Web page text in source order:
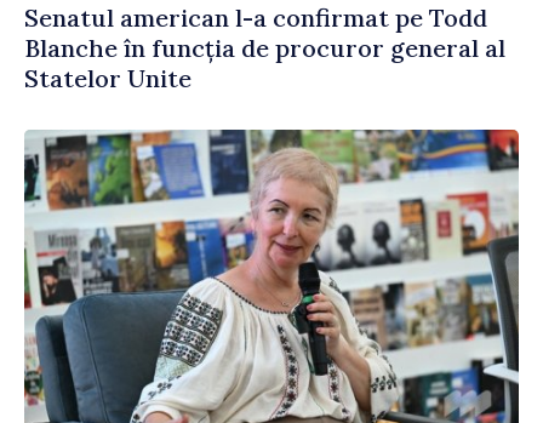
Senatul american l-a confirmat pe Todd
Blanche în funcția de procuror general al
Statelor Unite